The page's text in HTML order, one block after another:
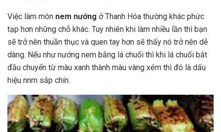
Việc làm món nem nướng ở Thanh Hóa thường khác phức
tạp hơn những chỗ khác. Tuy nhiên khi làm nhiều lần thì bạn
sẽ trở nên thuần thục và quen tay hơn sẽ thấy nó trở nên dễ
dàng. Nếu như nướng nem bằng lá chuối thì khi lá chuối bắt
đầu chuyển từ màu xanh thành màu vàng xém thì đó là dấu
hiệu nnm sắp chín.